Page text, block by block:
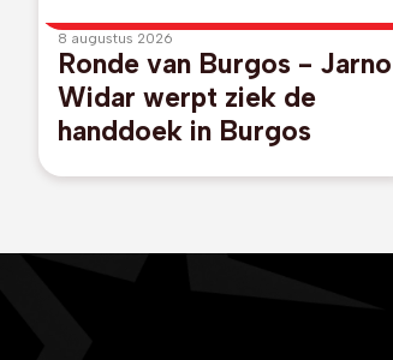
8 augustus 2026
Ronde van Burgos - Jarno
Widar werpt ziek de
handdoek in Burgos